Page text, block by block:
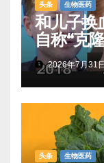
头条 生物医药
和儿子换
自称“克
相是……
2026年7月31
头条 生物医药